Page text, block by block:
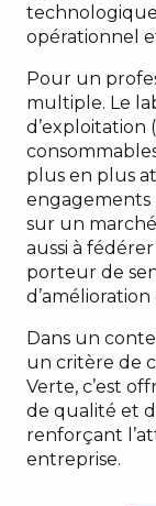
opérationnel
Pour un
multiple. Le
d’exploitation
plus en plus
engagements
sur un
aussi à
porteur de
Dans un
un critère de
Verte, c’est
de qualité et
renforçant
entreprise.